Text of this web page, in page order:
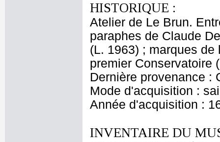
HISTORIQUE :
Atelier de Le Brun.
paraphes de Claude
(L. 1963) ; marques
premier Conservatoire
Dernière provenance :
Mode d'acquisition :
Année d'acquisition :
INVENTAIRE DU